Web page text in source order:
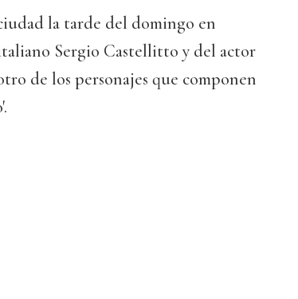
la tarde del domingo en
Sergio Castellitto y del actor
de los personajes que componen